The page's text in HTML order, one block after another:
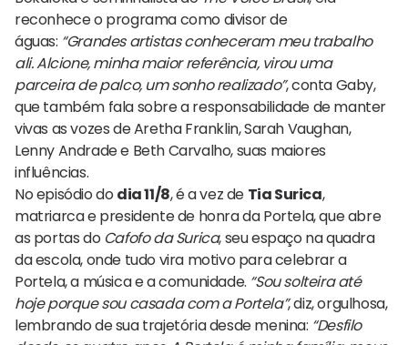
reconhece o programa como divisor de
águas: “Grandes artistas conheceram meu trabalho
ali. Alcione, minha maior referência, virou uma
parceira de palco, um sonho realizado”, conta Gaby,
que também fala sobre a responsabilidade de manter
vivas as vozes de Aretha Franklin, Sarah Vaughan,
Lenny Andrade e Beth Carvalho, suas maiores
influências.
No episódio do dia 11/8, é a vez de Tia Surica,
matriarca e presidente de honra da Portela, que abre
as portas do Cafofo da Surica, seu espaço na quadra
da escola, onde tudo vira motivo para celebrar a
Portela, a música e a comunidade. “Sou solteira até
hoje porque sou casada com a Portela”, diz, orgulhosa,
lembrando de sua trajetória desde menina: “Desfilo